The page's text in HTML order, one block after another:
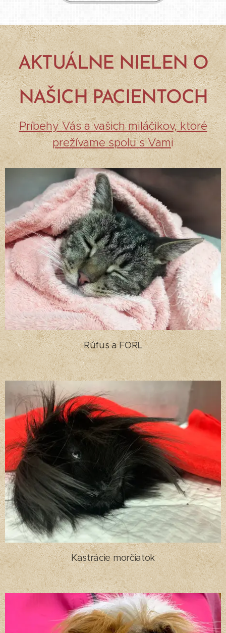
AKTUÁLNE NIELEN O
NAŠICH PACIENTOCH
Príbehy Vás a vašich miláčikov, ktoré
prežívame spolu s Vami
Rúfus a FORL
Kastrácie morčiatok